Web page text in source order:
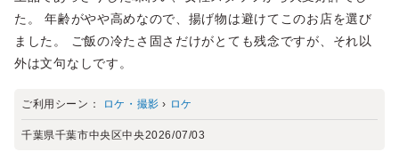
た。 年齢がやや高めなので、揚げ物は避けてこのお店を選び
ました。 ご飯の冷たさ固さだけがとても残念ですが、それ以
外は文句なしです。
ご利用シーン： ロケ・撮影 › ロケ
千葉県千葉市中央区中央2026/07/03